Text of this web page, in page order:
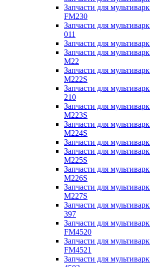
Запчасти для
FM230
Запчасти для
011
Запчасти для
Запчасти для
M22
Запчасти для
M222S
Запчасти для
210
Запчасти для
M223S
Запчасти для
M224S
Запчасти для
Запчасти для
M225S
Запчасти для
M226S
Запчасти для
M227S
Запчасти для
397
Запчасти для
FM4520
Запчасти для
FM4521
Запчасти для